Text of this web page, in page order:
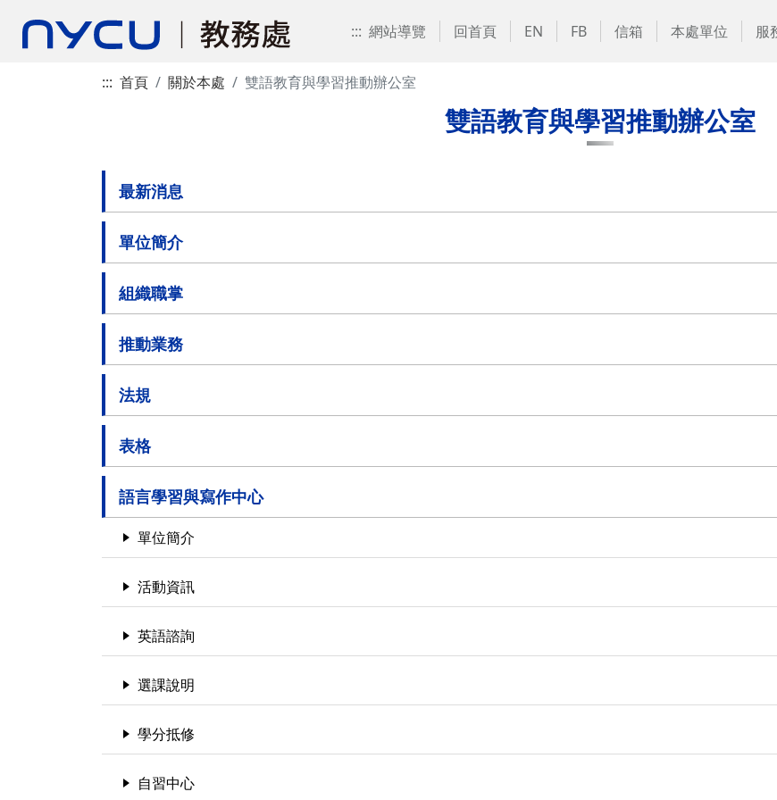
::: 網站導覽 回首頁 EN FB 信箱 本處單位 服
::: 首頁 關於本處 雙語教育與學習推動辦公室
雙語教育與學習推動辦公室
最新消息
單位簡介
組織職掌
推動業務
法規
表格
語言學習與寫作中心
單位簡介
活動資訊
英語諮詢
選課說明
學分抵修
自習中心